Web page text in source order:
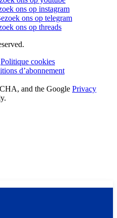
ons op instagram
ons op telegram
ons op threads
Politique cookies
d’abonnement
and the Google Privacy